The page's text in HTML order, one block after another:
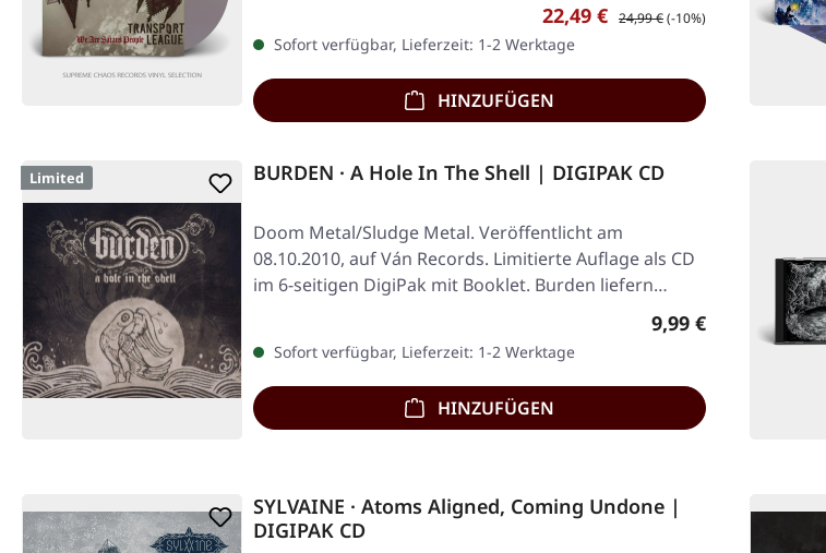
Verkaufspreis:
22,49 € Regulärer Preis:
24,99 €(-10%)
Sofort verfügbar, Lieferzeit: 1-2 Werktage
HINZUFÜGEN
Limited BURDEN · A Hole In The Shell | DIGIPAK CD
Doom Metal/Sludge Metal. Veröffentlicht am
08.10.2010, auf Ván Records. Limitierte Auflage als CD
im 6-seitigen DigiPak mit Booklet. Burden liefern…
Regulärer Preis:
9,99 €
Sofort verfügbar, Lieferzeit: 1-2 Werktage
HINZUFÜGEN
SYLVAINE · Atoms Aligned, Coming Undone |
DIGIPAK CD